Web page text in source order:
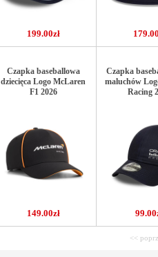
199.00zł
Czapka baseballowa
dziecięca Logo McLaren
F1 2026
149.00zł
Czapka
maluchów
Racing
<<